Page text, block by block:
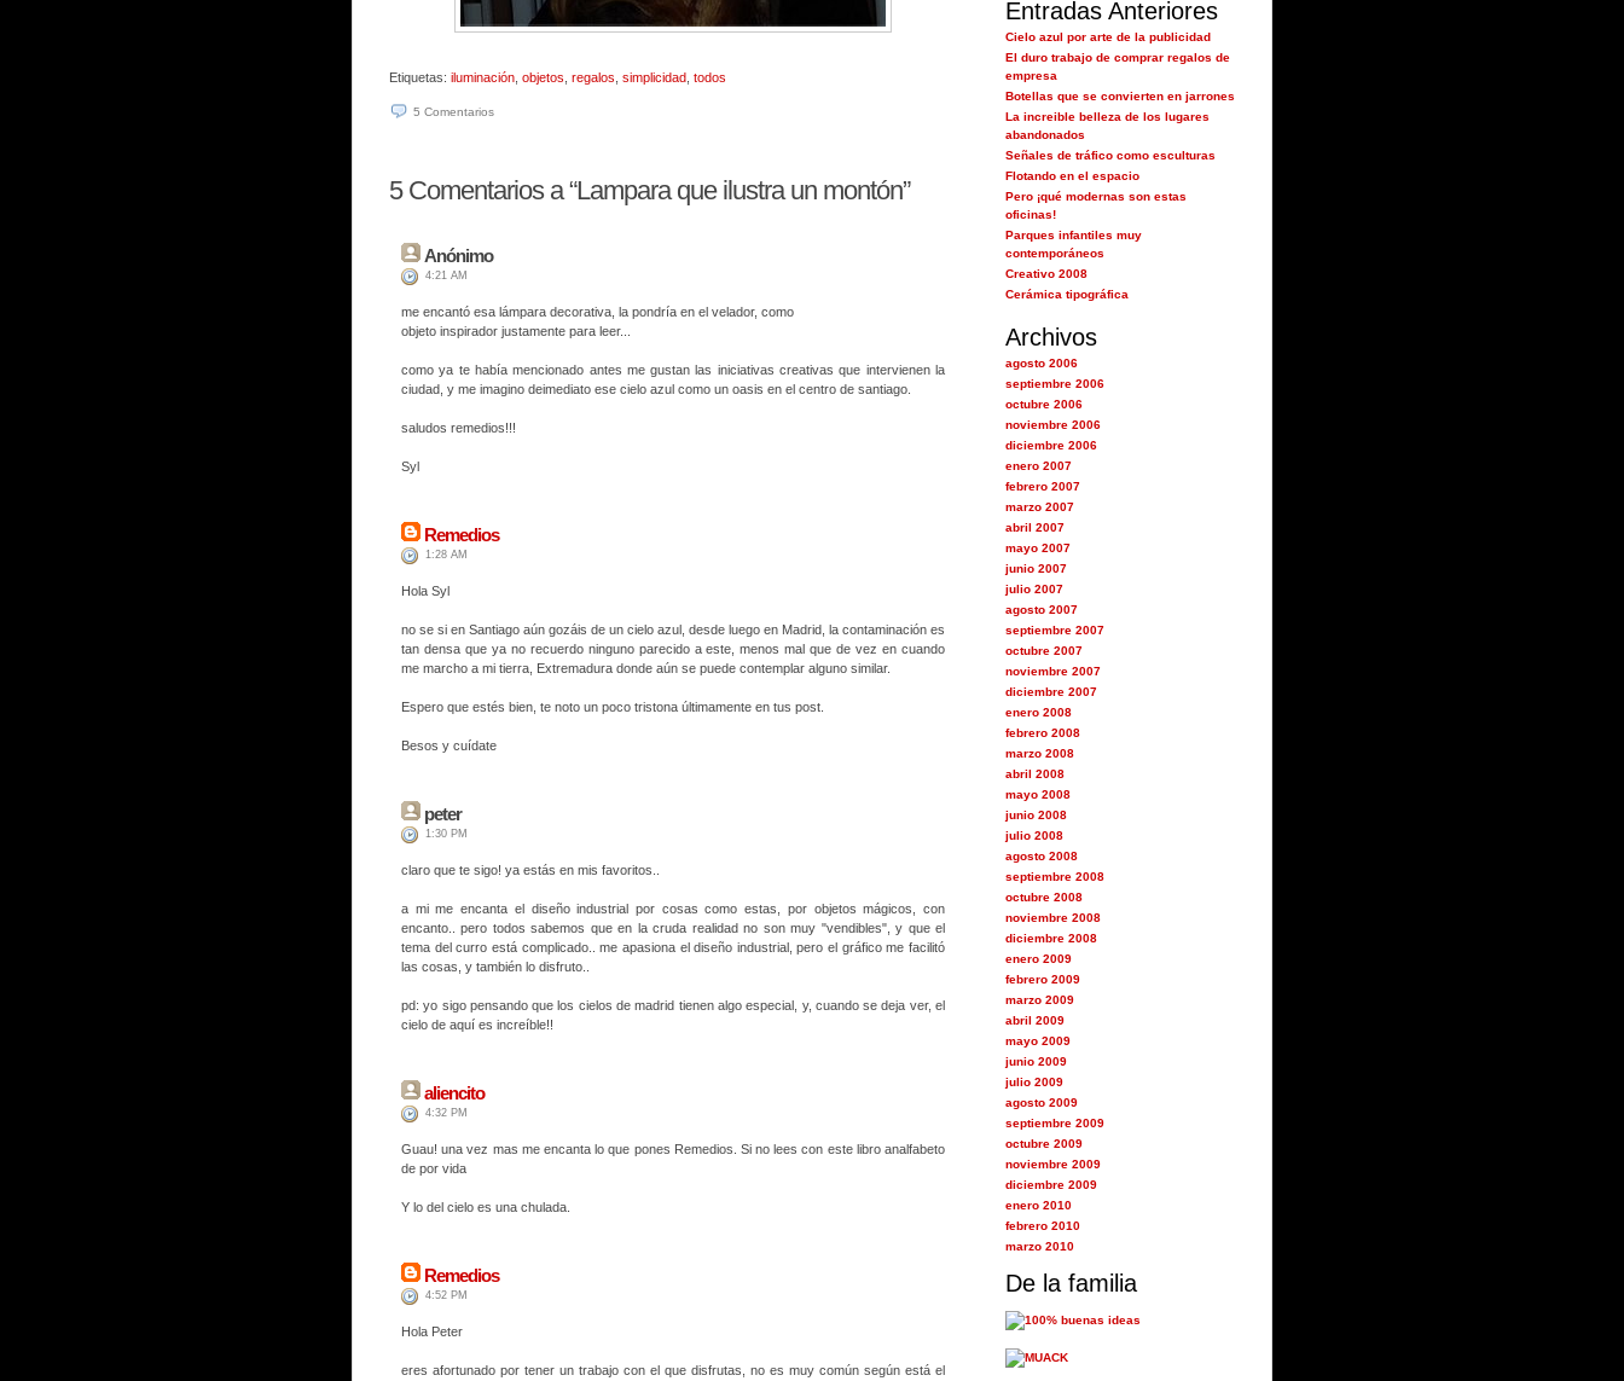
Etiquetas: iluminación objetos regalos simplicidad todos
5 Comentarios
5Comentarios a “Lampara que ilustra un montón”
Anónimo
4:21 AM
me encantó esa lámpara decorativa, la pondría en el velador, como
objeto inspirador justamente para leer...
como ya te había mencionado antes me gustan las iniciativas creativas que intervienen la
ciudad, y me imagino deimediato ese cielo azul como un oasis en el centro de santiago.
saludos remedios!!!
Syl
Remedios
1:28 AM
Hola Syl
no se si en Santiago aún gozáis de un cielo azul, desde luego en Madrid, la contaminación es
tan densa que ya no recuerdo ninguno parecido a este, menos mal que de vez en cuando
me marcho a mi tierra, Extremadura donde aún se puede contemplar alguno similar.
Espero que estés bien, te noto un poco tristona últimamente en tus post.
Besos y cuídate
peter
1:30 PM
claro que te sigo! ya estás en mis favoritos..
a mi me encanta el diseño industrial por cosas como estas, por objetos mágicos, con
encanto.. pero todos sabemos que en la cruda realidad no son muy "vendibles", y que el
tema del curro está complicado.. me apasiona el diseño industrial, pero el gráfico me facilitó
las cosas, y también lo disfruto..
pd: yo sigo pensando que los cielos de madrid tienen algo especial, y, cuando se deja ver, el
cielo de aquí es increíble!!
aliencito
4:32 PM
Guau! una vez mas me encanta lo que pones Remedios. Si no lees con este libro analfabeto
de por vida
Y lo del cielo es una chulada.
Remedios
4:52 PM
Hola Peter
eres afortunado por tener un trabajo con el que disfrutas, no es muy común según está el
Entradas Anteriores
Cielo azul por arte de la publicidad
El duro trabajo de comprar regalos de
empresa
Botellas que se convierten en jarrones
La increible belleza de los lugares
abandonados
Señales de tráfico como esculturas
Flotando en el espacio
Pero ¡qué modernas son estas
oficinas!
Parques infantiles muy
contemporáneos
Creativo 2008
Cerámica tipográfica
Archivos
agosto 2006
septiembre 2006
octubre 2006
noviembre 2006
diciembre 2006
enero 2007
febrero 2007
marzo 2007
abril 2007
mayo 2007
junio 2007
julio 2007
agosto 2007
septiembre 2007
octubre 2007
noviembre 2007
diciembre 2007
enero 2008
febrero 2008
marzo 2008
abril 2008
mayo 2008
junio 2008
julio 2008
agosto 2008
septiembre 2008
octubre 2008
noviembre 2008
diciembre 2008
enero 2009
febrero 2009
marzo 2009
abril 2009
mayo 2009
junio 2009
julio 2009
agosto 2009
septiembre 2009
octubre 2009
noviembre 2009
diciembre 2009
enero 2010
febrero 2010
marzo 2010
De la familia